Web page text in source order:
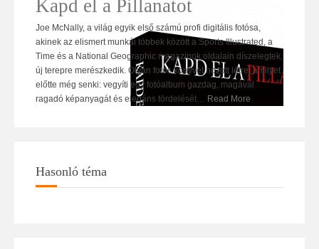
Kapd el a Pillanatot
Joe McNally, a világ egyik első számú profi digitális fotósa,
akinek az elismert munkái többek között a Sports Illustrated, a
Time és a National Geographic magazinok oldalain díszelegtek,
új terepre merészkedik. Olyan fotós könyvet hozott létre, amilyet
előtte még senki: vegyíti egy fotóalbum gazdag, magával
ragadó képanyagát és elegáns tördelését… Read More
Hasonló téma